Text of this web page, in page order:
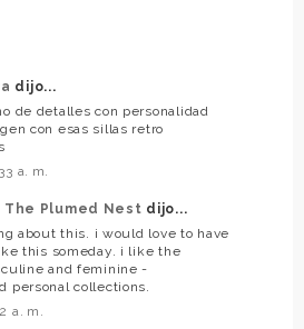
dijo...
de detalles con personalidad
con esas sillas retro
a. m.
The Plumed Nest dijo...
about this. i would love to have
this someday. i like the
and feminine -
personal collections.
a. m.